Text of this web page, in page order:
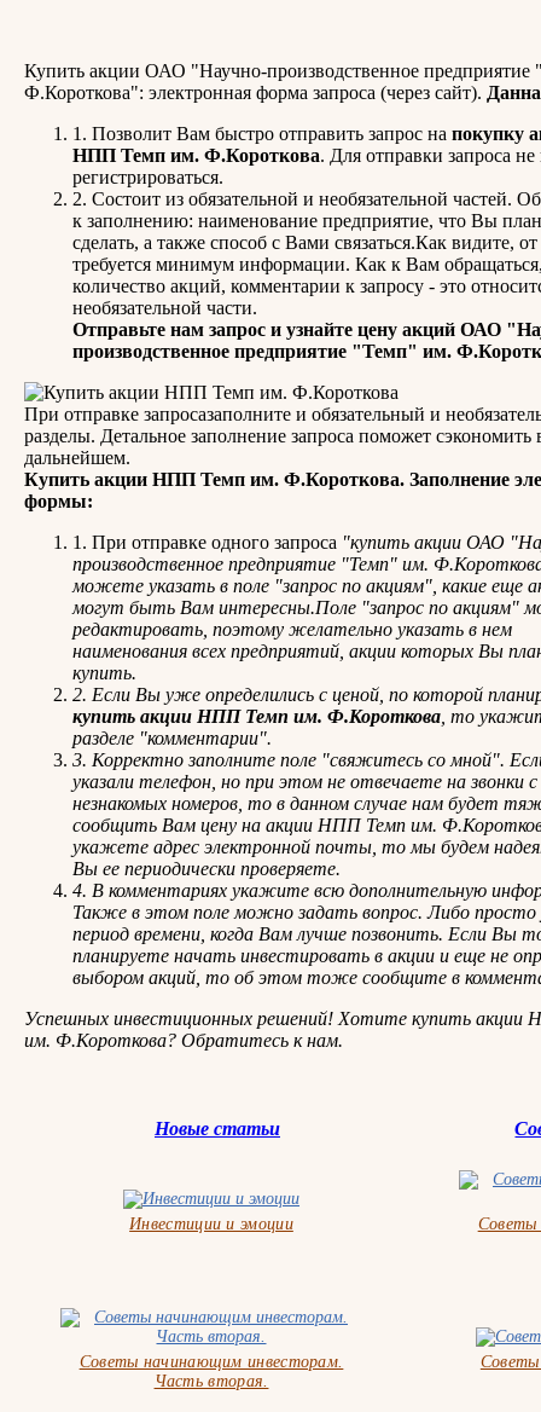
Купить акции ОАО "Научно-производственное
Ф.Короткова": электронная форма запроса (через сайт).
1. Позволит Вам быстро отправить запрос на покупку
НПП Темп им. Ф.Короткова. Для отправки запроса
регистрироваться.
2. Состоит из обязательной и необязательной частей.
к заполнению: наименование предприятие, что Вы
сделать, а также способ с Вами связаться.Как видите,
требуется минимум информации. Как к Вам
количество акций, комментарии к запросу - это
необязательной части.
Отправьте нам запрос и узнайте цену акций ОАО
производственное предприятие "Темп" им.
При отправке запросазаполните и обязательный и
разделы. Детальное заполнение запроса поможет сэкономить
дальнейшем.
Купить акции НПП Темп им. Ф.Короткова. Заполнение
формы:
1. При отправке одного запроса "купить акции ОАО
производственное предприятие "Темп" им.
можете указать в поле "запрос по акциям" , какие еще
могут быть Вам интересны.Поле "запрос по акциям"
редактировать, поэтому желательно указать в нем
наименования всех предприятий, акции которых Вы
купить.
2. Если Вы уже определились с ценой, по которой
купить акции НПП Темп им. Ф.Короткова , то
разделе "комментарии".
3. Корректно заполните поле "свяжитесь со мной".
указали телефон, но при этом не отвечаете на звонки с
незнакомых номеров, то в данном случае нам будет
сообщить Вам цену на акции НПП Темп им.
укажете адрес электронной почты, то мы будем
Вы ее периодически проверяете.
4. В комментариях укажите всю дополнительную
Также в этом поле можно задать вопрос. Либо просто
период времени, когда Вам лучше позвонить. Если Вы
планируете начать инвестировать в акции и еще не
выбором акций, то об этом тоже сообщите в
Успешных инвестиционных решений! Хотите купить акции
им. Ф.Короткова? Обратитесь к нам.
Новые статьи
Инвестиции и эмоции Советы
Советы начинающим инвесторам.
Часть вторая.